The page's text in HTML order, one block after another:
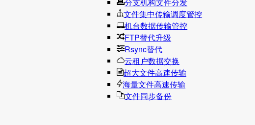
文件集中传输调度管控
机台数据传输管控
FTP替代升级
Rsync替代
云租户数据交换
超大文件高速传输
海量文件高速传输
文件同步备份